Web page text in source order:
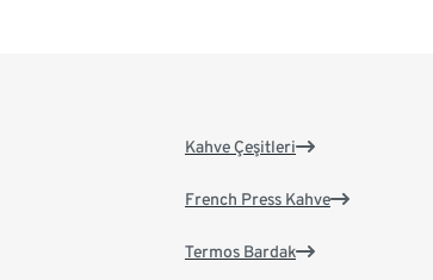
Kahve Çeşitleri
French Press Kahve
Termos Bardak